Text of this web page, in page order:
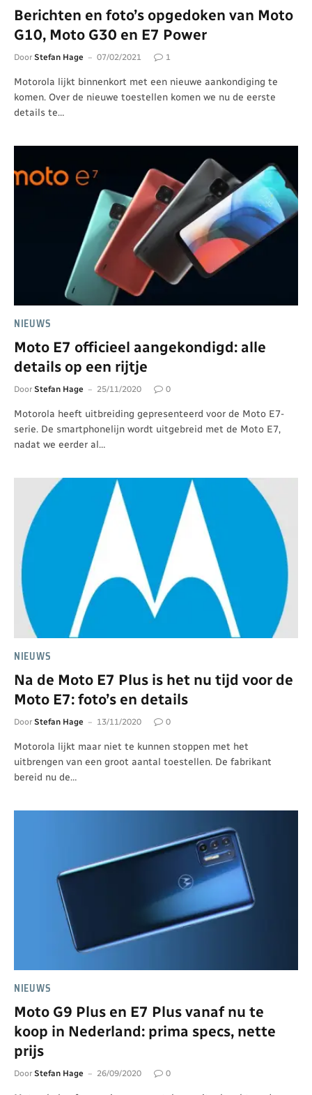
Berichten en foto’s opgedoken van Moto
G10, Moto G30 en E7 Power
Door Stefan Hage 07/02/2021 1
Motorola lijkt binnenkort met een nieuwe aankondiging te
komen. Over de nieuwe toestellen komen we nu de eerste
details te…
NIEUWS
Moto E7 officieel aangekondigd: alle
details op een rijtje
Door Stefan Hage 25/11/2020 0
Motorola heeft uitbreiding gepresenteerd voor de Moto E7-
serie. De smartphonelijn wordt uitgebreid met de Moto E7,
nadat we eerder al…
NIEUWS
Na de Moto E7 Plus is het nu tijd voor de
Moto E7: foto’s en details
Door Stefan Hage 13/11/2020 0
Motorola lijkt maar niet te kunnen stoppen met het
uitbrengen van een groot aantal toestellen. De fabrikant
bereid nu de…
NIEUWS
Moto G9 Plus en E7 Plus vanaf nu te
koop in Nederland: prima specs, nette
prijs
Door Stefan Hage 26/09/2020 0